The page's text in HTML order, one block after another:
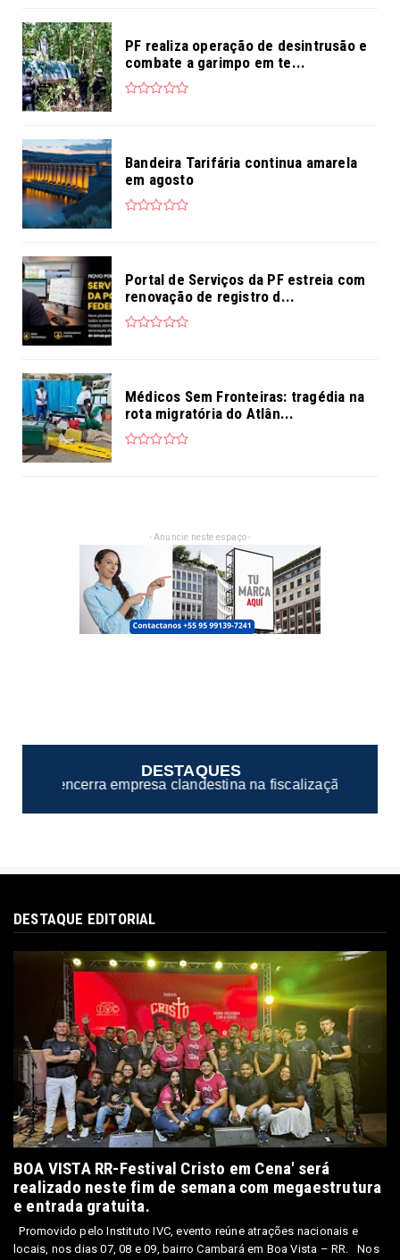
PF realiza operação de desintrusão e
combate a garimpo em te...
Bandeira Tarifária continua amarela
em agosto
Portal de Serviços da PF estreia com
renovação de registro d...
Médicos Sem Fronteiras: tragédia na
rota migratória do Atlân...
- Anuncie neste espaço -
DESTAQUES
na fiscalização de casas noturnas de Manaus/AM
DESTAQUE EDITORIAL
BOA VISTA RR-Festival Cristo em Cena' será
realizado neste fim de semana com megaestrutura
e entrada gratuita.
Promovido pelo Instituto IVC, evento reúne atrações nacionais e
locais, nos dias 07, 08 e 09, bairro Cambará em Boa Vista – RR. Nos